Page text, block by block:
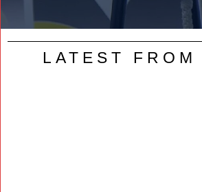
LATEST FROM